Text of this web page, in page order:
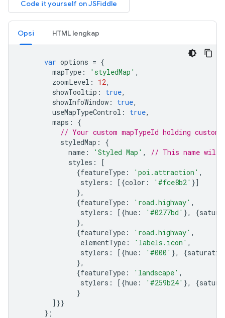
Opsi HTML lengkap
var options = {
mapType : 'styledMap' ,
zoomLevel : 12,
showTooltip : true,
showInfoWindow : true,
useMapTypeControl : true,
maps :
{
// Your custom mapTypeId holding custom
styledMap :
{
name : 'Styled Map' ,
// This name will
styles :
[
{featureType : 'poi.attraction' ,
stylers : [{color : '#fce8b2' }]
},
{featureType : 'road.highway' ,
stylers : [{hue : '#0277bd' }, {
},
{featureType : 'road.highway' ,
elementType : 'labels.icon' ,
stylers : [{hue : '#000' }, {
},
{featureType : 'landscape' ,
stylers : [{hue : '#259b24' }, {
}
]}}
};